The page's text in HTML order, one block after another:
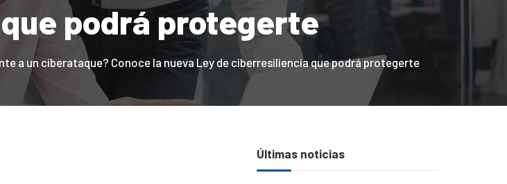
podrá protegerte
a un ciberataque? Conoce la nueva Ley de ciberresiliencia que podrá protegerte
Últimas noticias